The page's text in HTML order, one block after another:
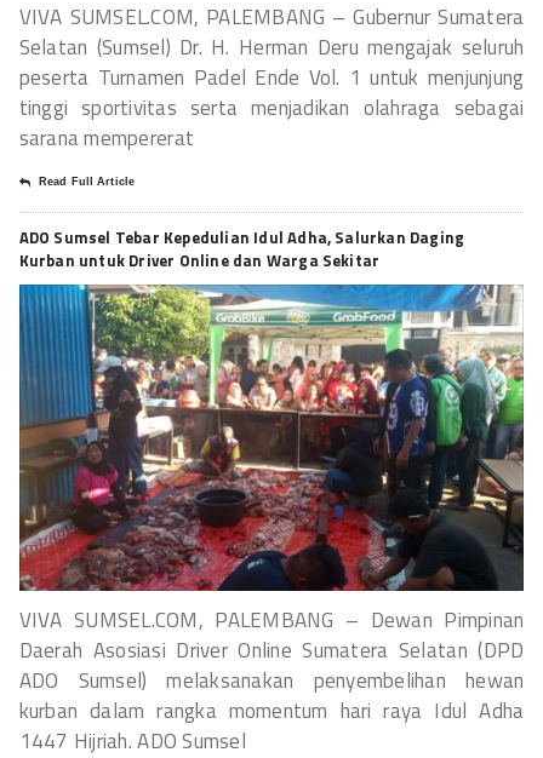
VIVA SUMSEL.COM, PALEMBANG – Gubernur Sumatera
Selatan (Sumsel) Dr. H. Herman Deru mengajak seluruh
peserta Turnamen Padel Ende Vol. 1 untuk menjunjung
tinggi sportivitas serta menjadikan olahraga sebagai
sarana mempererat
Read Full Article
ADO Sumsel Tebar Kepedulian Idul Adha, Salurkan Daging
Kurban untuk Driver Online dan Warga Sekitar
VIVA SUMSEL.COM, PALEMBANG – Dewan Pimpinan
Daerah Asosiasi Driver Online Sumatera Selatan (DPD
ADO Sumsel) melaksanakan penyembelihan hewan
kurban dalam rangka momentum hari raya Idul Adha
1447 Hijriah. ADO Sumsel